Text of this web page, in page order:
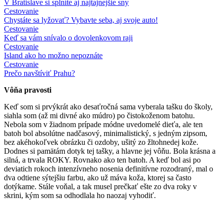
V Bratislave si splníte aj najtajnejšie sny
Cestovanie
Chystáte sa lyžovať? Vybavte seba, aj svoje auto!
Cestovanie
Keď sa vám snívalo o dovolenkovom raji
Cestovanie
Island ako ho možno nepoznáte
Cestovanie
Prečo navštíviť Prahu?
Vôňa pravosti
Keď som si prvýkrát ako desaťročná sama vyberala tašku do školy,
siahla som (až mi divné ako múdro) po čistokoženom batohu.
Nebola som v žiadnom prípade módne uvedomelé dieťa, ale ten
batoh bol absolútne nadčasový, minimalistický, s jedným zipsom,
bez akéhokoľvek obrázku či ozdoby, ušitý zo žltohnedej kože.
Dodnes si pamätám dotyk tej tašky, a hlavne jej vôňu. Bola krásna a
silná, a trvala ROKY. Rovnako ako ten batoh. A keď bol asi po
deviatich rokoch intenzívneho nosenia definitívne rozodraný, mal o
dva odtiene sýtejšiu farbu, ako už máva koža, ktorej sa často
dotýkame. Stále voňal, a tak musel prečkať ešte zo dva roky v
skrini, kým som sa odhodlala ho naozaj vyhodiť.